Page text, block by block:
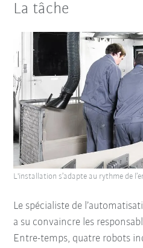
La tâche
Le spécialiste de
a su convaincre les
Entre-temps, quatre robots
L'installation s’adapte au rythme de